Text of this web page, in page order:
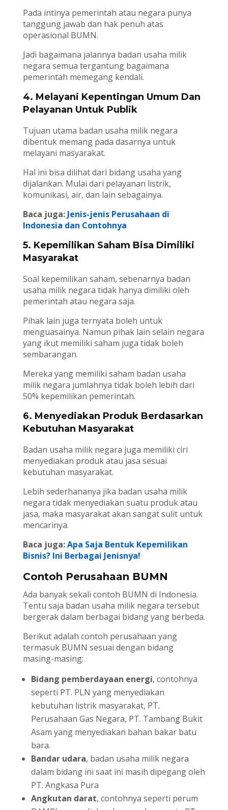
Pada intinya pemerintah atau negara punya
tanggung jawab dan hak penuh atas
operasional BUMN.
Jadi bagaimana jalannya badan usaha milik
negara semua tergantung bagaimana
pemerintah memegang kendali.
4. Melayani Kepentingan Umum Dan
Pelayanan Untuk Publik
Tujuan utama badan usaha milik negara
dibentuk memang pada dasarnya untuk
melayani masyarakat.
Hal ini bisa dilihat dari bidang usaha yang
dijalankan. Mulai dari pelayanan listrik,
komunikasi, air, dan lain sebagainya.
Baca juga:Jenis-jenis Perusahaan di
Indonesia dan Contohnya
5. Kepemilikan Saham Bisa Dimiliki
Masyarakat
Soal kepemilikan saham, sebenarnya badan
usaha milik negara tidak hanya dimiliki oleh
pemerintah atau negara saja.
Pihak lain juga ternyata boleh untuk
menguasainya. Namun pihak lain selain negara
yang ikut memiliki saham juga tidak boleh
sembarangan.
Mereka yang memiliki saham badan usaha
milik negara jumlahnya tidak boleh lebih dari
50% kepemilikan pemerintah.
6. Menyediakan Produk Berdasarkan
Kebutuhan Masyarakat
Badan usaha milik negara juga memiliki ciri
menyediakan produk atau jasa sesuai
kebutuhan masyarakat.
Lebih sederhananya jika badan usaha milik
negara tidak menyediakan suatu produk atau
jasa, maka masyarakat akan sangat sulit untuk
mencarinya.
Baca juga:Apa Saja Bentuk Kepemilikan
Bisnis? Ini Berbagai Jenisnya!
Contoh Perusahaan BUMN
Ada banyak sekali contoh BUMN di Indonesia.
Tentu saja badan usaha milik negara tersebut
bergerak dalam berbagai bidang yang berbeda.
Berikut adalah contoh perusahaan yang
termasuk BUMN sesuai dengan bidang
masing-masing:
Bidang pemberdayaan energi, contohnya
seperti PT. PLN yang menyediakan
kebutuhan listrik masyarakat, PT.
Perusahaan Gas Negara, PT. Tambang Bukit
Asam yang menyediakan bahan bakar batu
bara.
Bandar udara, badan usaha milik negara
dalam bidang ini saat ini masih dipegang oleh
PT. Angkasa Pura
Angkutan darat, contohnya seperti perum